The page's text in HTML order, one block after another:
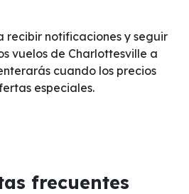
recibir notificaciones y seguir
vuelos de Charlottesville a
cuando los precios
especiales.
frecuentes